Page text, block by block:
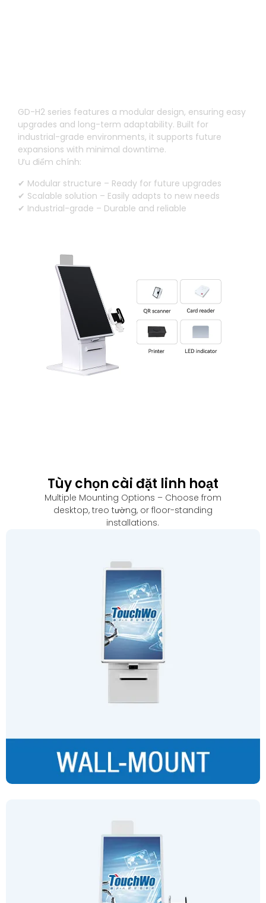
GD-H2 series features a modular design, ensuring easy
upgrades and long-term adaptability. Built for
industrial-grade environments, it supports future
expansions with minimal downtime.
Ưu điểm chính:
✔ Modular structure – Ready for future upgrades
✔ Scalable solution – Easily adapts to new needs
✔ Industrial-grade – Durable and reliable
Tùy chọn cài đặt linh hoạt
Multiple Mounting Options – Choose from
desktop, treo tường, or floor-standing
installations.